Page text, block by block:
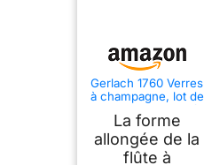
Gerlach 1760 Verres
à champagne, lot de
6, 200 ml, verres à
champagne, flûtes à
champagne, verres
à vin, passent au
La forme
allongée de la
flûte à